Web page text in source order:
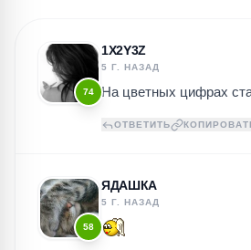
74
1X2Y3Z
5 Г. НАЗАД
На цветных цифрах
ОТВЕТИТЬ
58
ЯДАШКА
5 Г. НАЗАД